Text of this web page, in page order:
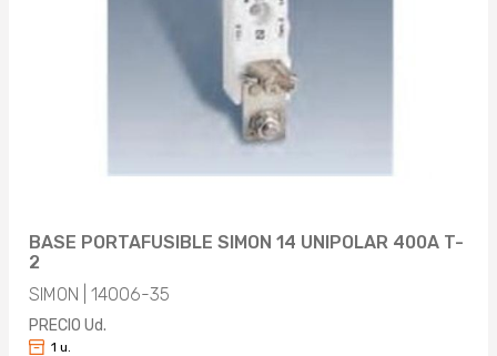
BASE PORTAFUSIBLE SIMON 14 UNIPOLAR 400A T-
2
SIMON | 14006-35
PRECIO Ud.
1 u.